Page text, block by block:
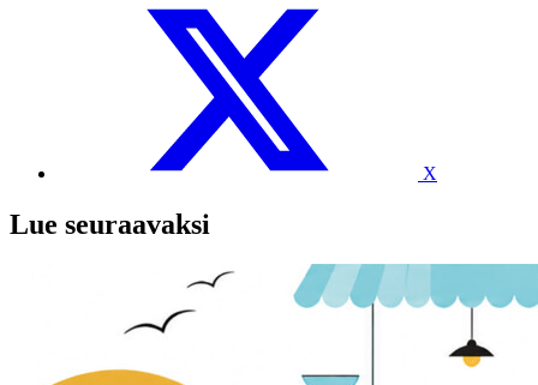
X
Lue seuraavaksi